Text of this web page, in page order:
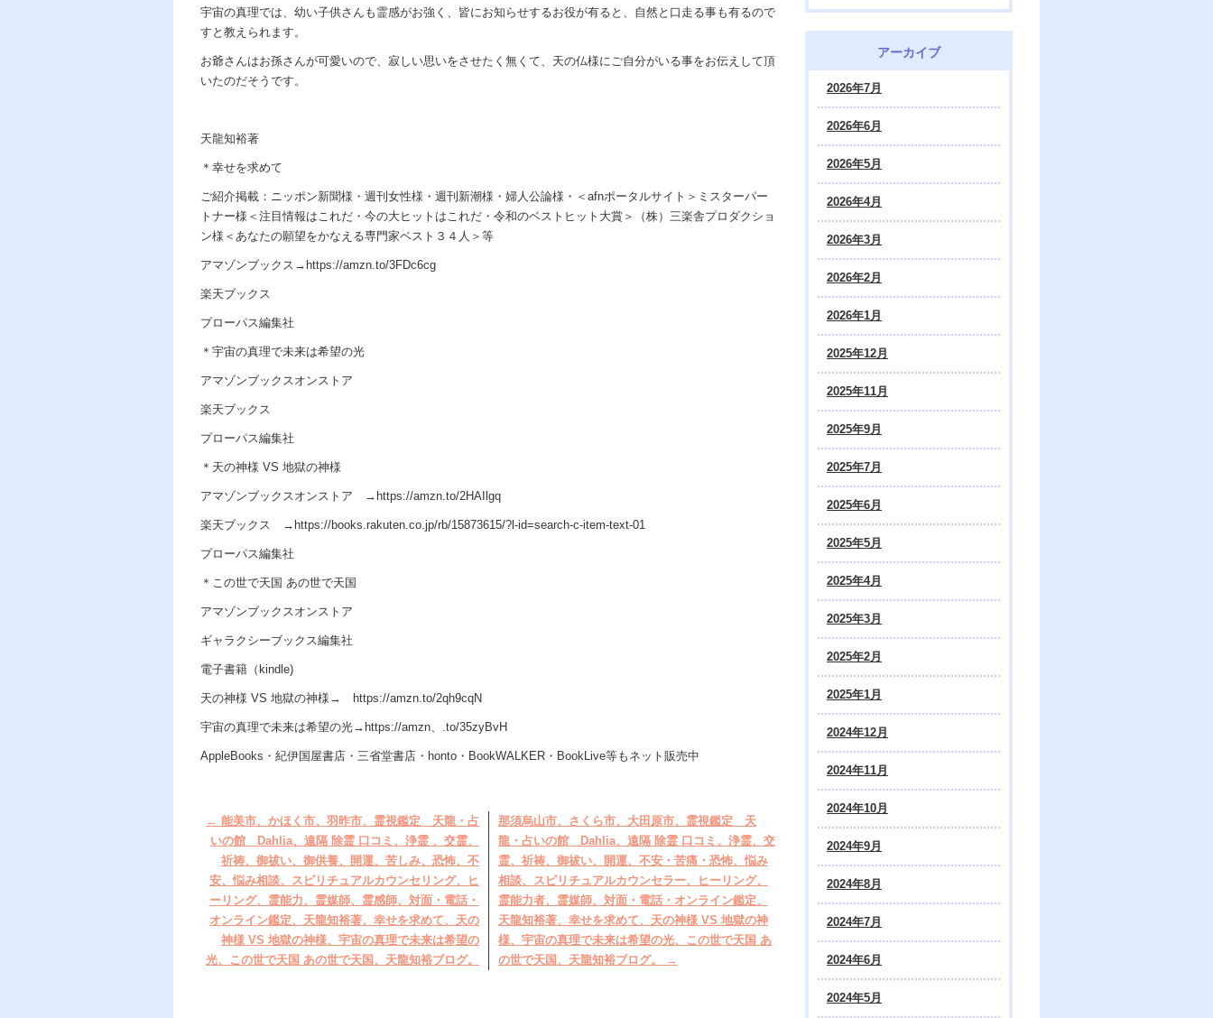
宇宙の真理では、幼い子供さんも霊感がお強く、皆にお知らせするお役が有ると、自然と口走る事も有るので
すと教えられます。
お爺さんはお孫さんが可愛いので、寂しい思いをさせたく無くて、天の仏様にご自分がいる事をお伝えして頂
いたのだそうです。
天龍知裕著
＊幸せを求めて
ご紹介掲載：ニッポン新聞様・週刊女性様・週刊新潮様・婦人公論様・＜afnポータルサイト＞ミスターパー
トナー様＜注目情報はこれだ・今の大ヒットはこれだ・令和のベストヒット大賞＞（株）三楽舎プロダクショ
ン様＜あなたの願望をかなえる専門家ベスト３４人＞等
アマゾンブックス→https://amzn.to/3FDc6cg
楽天ブックス
プローパス編集社
＊宇宙の真理で未来は希望の光
アマゾンブックスオンストア
楽天ブックス
プローパス編集社
＊天の神様 VS 地獄の神様
アマゾンブックスオンストア →https://amzn.to/2HAIlgq
楽天ブックス →https://books.rakuten.co.jp/rb/15873615/?l-id=search-c-item-text-01
プローパス編集社
＊この世で天国 あの世で天国
アマゾンブックスオンストア
ギャラクシーブックス編集社
電子書籍（kindle)
天の神様 VS 地獄の神様→ https://amzn.to/2qh9cqN
宇宙の真理で未来は希望の光→https://amzn、.to/35zyBvH
AppleBooks・紀伊国屋書店・三省堂書店・honto・BookWALKER・BookLive等もネット販売中
← 能美市、かほく市、羽昨市、霊視鑑定 天龍・占
いの館 Dahlia、遠隔 除霊 口コミ、浄霊 、交霊、
祈祷、御祓い、御供養、開運、苦しみ、恐怖、不
安、悩み相談、スピリチュアルカウンセリング、ヒ
ーリング、霊能力、霊媒師、霊感師、対面・電話・
オンライン鑑定、天龍知裕著、幸せを求めて、天の
神様 VS 地獄の神様、宇宙の真理で未来は希望の
光、この世で天国 あの世で天国、天龍知裕ブログ。
那須烏山市、さくら市、大田原市、霊視鑑定 天
龍・占いの館 Dahlia、遠隔 除霊 口コミ、浄霊、交
霊、祈祷、御祓い、開運、不安・苦痛・恐怖、悩み
相談、スピリチュアルカウンセラー、ヒーリング、
霊能力者、霊媒師、対面・電話・オンライン鑑定、
天龍知裕著、幸せを求めて、天の神様 VS 地獄の神
様、宇宙の真理で未来は希望の光、この世で天国 あ
の世で天国、天龍知裕ブログ。
→
アーカイブ
2026年7月
2026年6月
2026年5月
2026年4月
2026年3月
2026年2月
2026年1月
2025年12月
2025年11月
2025年9月
2025年7月
2025年6月
2025年5月
2025年4月
2025年3月
2025年2月
2025年1月
2024年12月
2024年11月
2024年10月
2024年9月
2024年8月
2024年7月
2024年6月
2024年5月